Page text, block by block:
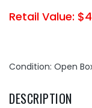
Retail Value:
Condition: Open
DESCRIPTION